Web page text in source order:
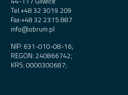
Tel.+48 32 3019 209
Fax:+48 32 2315 887
info@obrum.pl
NIP: 631-010-08-16;
REGON: 240866742;
KRS: 0000300687;